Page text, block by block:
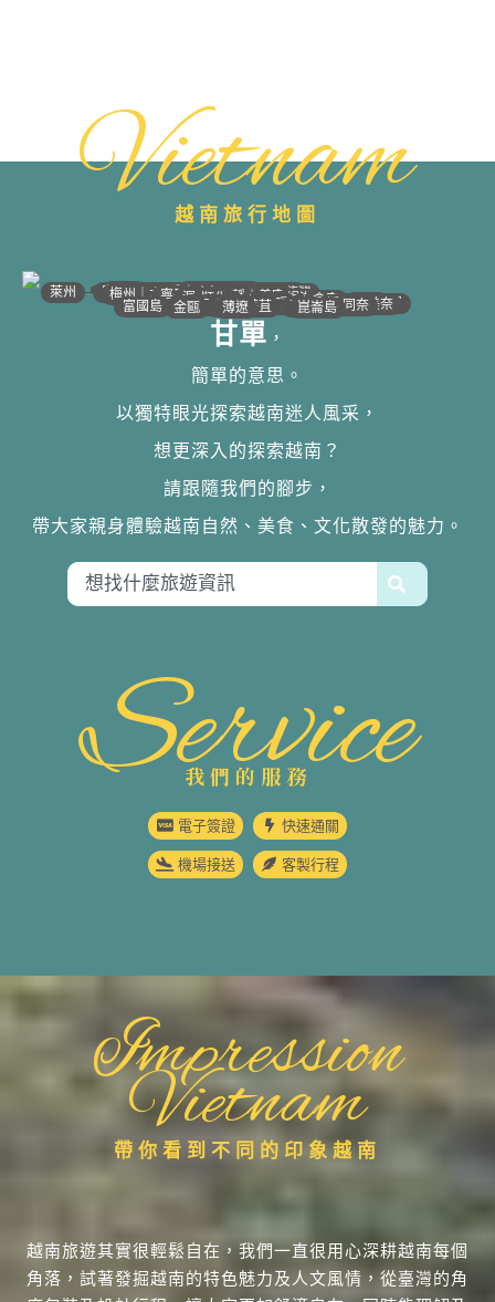
Vietnam
越南旅行地圖
• 河江｜高平
沙壩 •
萊州 • 宣光 •
安沛｜木江界 •
• 太原
梅州｜木州•• 北江｜北寧
• 下龍灣
• 河內
•海防｜海洋
• 南定｜清化
寧平 ••河靜｜義安
洞海 •
順化 •• 峴港
• 會安
• 歸仁
邦美蜀 •
大叻 ••芽莊｜潘郎
•潘切｜美奈
平陽 •
西寧 •
胡志明 •
美萩 •
富國島 •迪石 •
金甌 • • 同奈
• 頭頓
• 芹苴 •崑崙島
• 薄遼
甘單 ，
簡單的意思。
以獨特眼光探索越南迷人風采，
想更深入的探索越南？
請跟隨我們的腳步，
帶大家親身體驗越南自然、美食、文化散發的魅力。
Service
我們的服務
電子簽證 快速通關
機場接送 客製行程
Impression
Vietnam
帶你看到不同的印象越南
越南旅遊其實很輕鬆自在，我們一直很用心深耕越南每個
角落，試著發掘越南的特色魅力及人文風情，從臺灣的角